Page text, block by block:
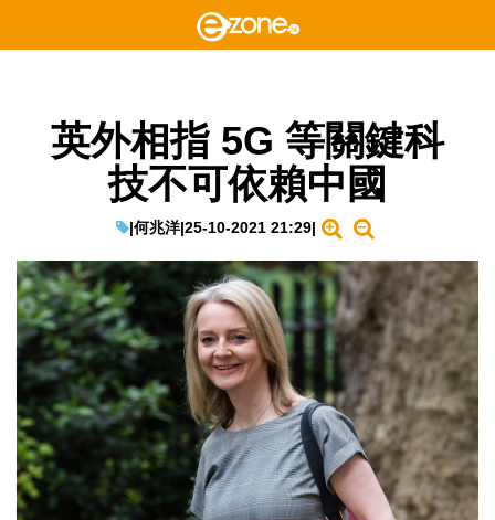
英外相指 5G 等關鍵科
技不可依賴中國
|何兆洋|25-10-2021 21:29|